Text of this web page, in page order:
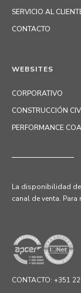
SERVICIO AL
CONTACTO
WEBSITES
CORPORATIVO
CONSTRUCCIÓN
PERFORMANCE
La disponibilidad
canal de venta. Para
CONTACTO: +351